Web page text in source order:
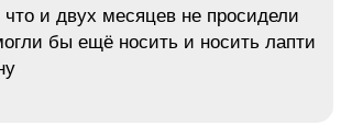
и двух месяцев не просидели
бы ещё носить и носить лапти